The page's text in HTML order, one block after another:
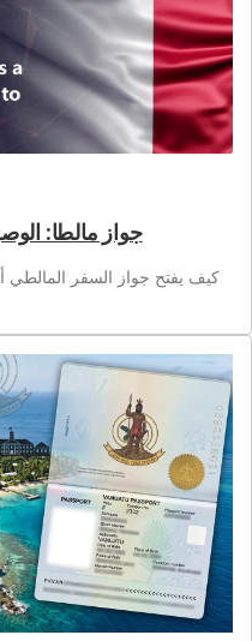
جواز مالطا:
كيف يفتح جواز السفر المالطي